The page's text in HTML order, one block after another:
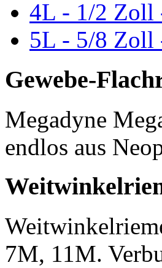
4L - 1/2 Zoll
5L - 5/8 Zoll
Gewebe-
Megadyne
endlos aus
7M, 11M.